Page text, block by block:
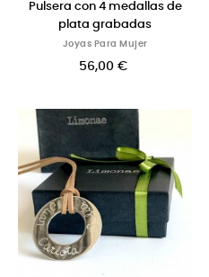
Pulsera con 4 medallas de
plata grabadas
Joyas Para Mujer
56,00 €